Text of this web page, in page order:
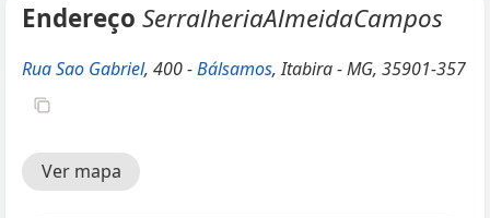
Endereço SerralheriaAlmeidaCampos
Rua Sao Gabriel, 400 -Bálsamos, Itabira - MG, 35901-357
Ver mapa